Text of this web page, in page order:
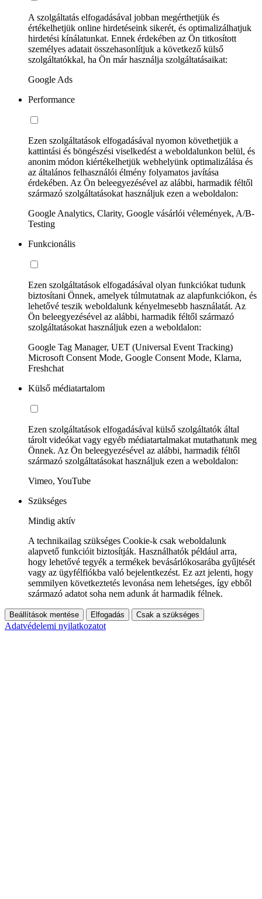
A szolgáltatás elfogadásával jobban megérthetjük és
értékelhetjük online hirdetéseink sikerét, és optimalizálhatjuk
hirdetési kínálatunkat. Ennek érdekében az Ön titkosított
személyes adatait összehasonlítjuk a következő külső
szolgáltatókkal, ha Ön már használja szolgáltatásaikat:
Google Ads
Performance
Ezen szolgáltatások elfogadásával nyomon követhetjük a
kattintási és böngészési viselkedést a weboldalunkon belül, és
anonim módon kiértékelhetjük webhelyünk optimalizálása és
az általános felhasználói élmény folyamatos javítása
érdekében. Az Ön beleegyezésével az alábbi, harmadik féltől
származó szolgáltatásokat használjuk ezen a weboldalon:
Google Analytics, Clarity, Google vásárlói vélemények, A/B-
Testing
Funkcionális
Ezen szolgáltatások elfogadásával olyan funkciókat tudunk
biztosítani Önnek, amelyek túlmutatnak az alapfunkciókon, és
lehetővé teszik weboldalunk kényelmesebb használatát. Az
Ön beleegyezésével az alábbi, harmadik féltől származó
szolgáltatásokat használjuk ezen a weboldalon:
Google Tag Manager, UET (Universal Event Tracking)
Microsoft Consent Mode, Google Consent Mode, Klarna,
Freshchat
Külső médiatartalom
Ezen szolgáltatások elfogadásával külső szolgáltatók által
tárolt videókat vagy egyéb médiatartalmakat mutathatunk meg
Önnek. Az Ön beleegyezésével az alábbi, harmadik féltől
származó szolgáltatásokat használjuk ezen a weboldalon:
Vimeo, YouTube
Szükséges
Mindig aktív
A technikailag szükséges Cookie-k csak weboldalunk
alapvető funkcióit biztosítják. Használhatók például arra,
hogy lehetővé tegyék a termékek bevásárlókosarába gyűjtését
vagy az ügyfélfiókba való bejelentkezést. Ez azt jelenti, hogy
semmilyen következtetés levonása nem lehetséges, így ebből
származó adatot soha nem adunk át harmadik félnek.
Beállítások mentése Elfogadás Csak a szükséges
Adatvédelemi nyilatkozatot